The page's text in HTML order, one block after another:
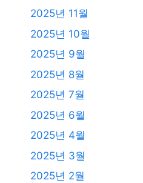
2025년 11월
2025년 10월
2025년 9월
2025년 8월
2025년 7월
2025년 6월
2025년 4월
2025년 3월
2025년 2월